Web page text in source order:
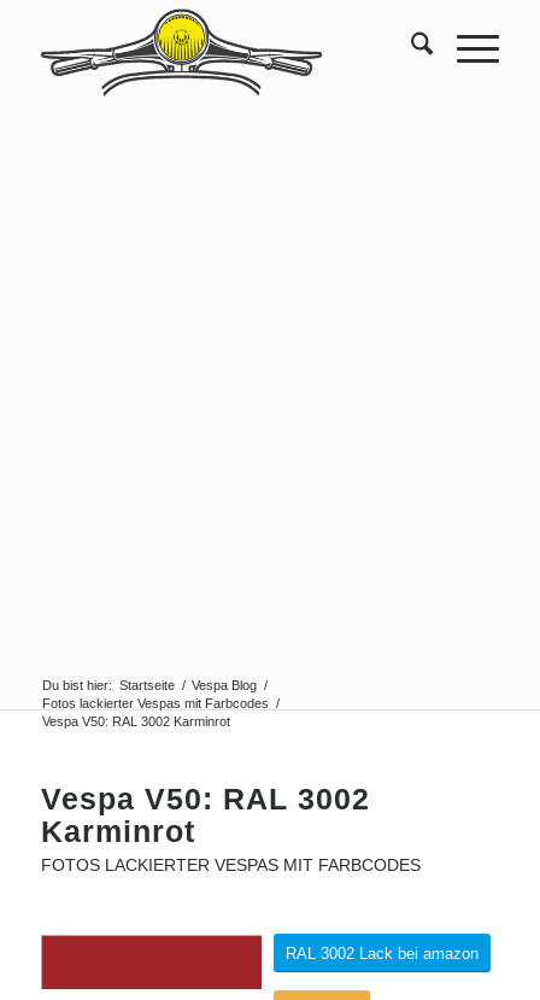
Du bist hier: Startseite / Vespa Blog /
Fotos lackierter Vespas mit Farbcodes /
Vespa V50: RAL 3002 Karminrot
Vespa V50: RAL 3002
Karminrot
FOTOS LACKIERTER VESPAS MIT FARBCODES
RAL 3002 Lack bei amazon